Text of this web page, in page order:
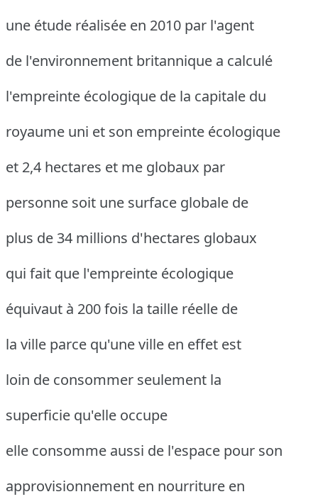
une étude réalisée en 2010 par l'agent
de l'environnement britannique a calculé
l'empreinte écologique de la capitale du
royaume uni et son empreinte écologique
et 2,4 hectares et me globaux par
personne soit une surface globale de
plus de 34 millions d'hectares globaux
qui fait que l'empreinte écologique
équivaut à 200 fois la taille réelle de
la ville parce qu'une ville en effet est
loin de consommer seulement la
superficie qu'elle occupe
elle consomme aussi de l'espace pour son
approvisionnement en nourriture en